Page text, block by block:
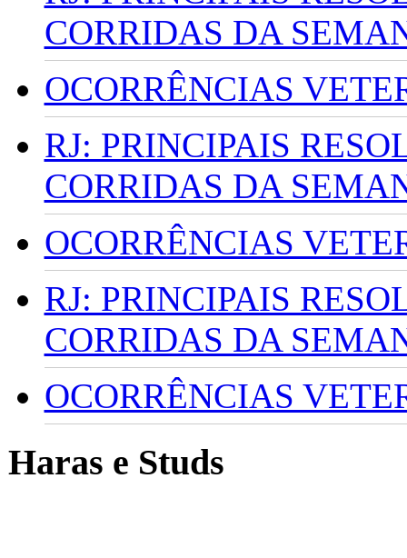
CORRIDAS DA
OCORRÊNCIAS
RJ: PRINCIPAIS
CORRIDAS DA
OCORRÊNCIAS
RJ: PRINCIPAIS
CORRIDAS DA
OCORRÊNCIAS
Haras e Studs